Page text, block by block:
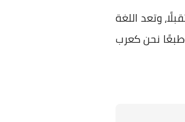
وتعد اللغة
نحن كعرب